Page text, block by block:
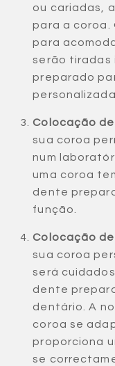
ou cariadas,
para a coroa.
para
serão tiradas
preparado
Colocação
sua coroa
num
uma coroa
dente
função.
Colocação
sua coroa
será
dente
dentário. A
coroa se
proporciona
se